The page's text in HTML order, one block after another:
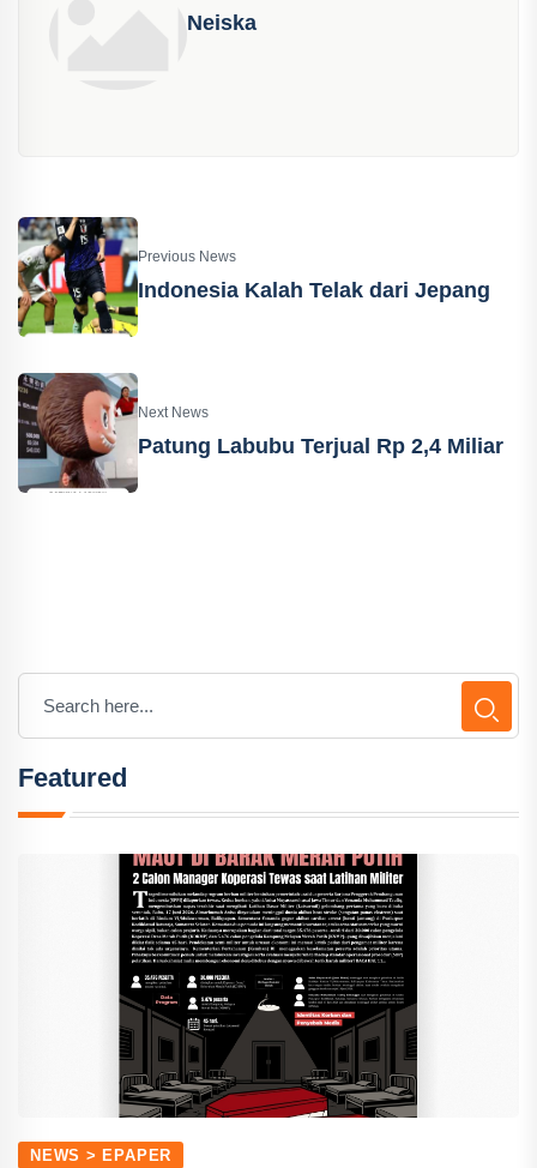
Neiska
Previous News
Indonesia Kalah Telak dari Jepang
Next News
Patung Labubu Terjual Rp 2,4 Miliar
Featured
NEWS > EPAPER